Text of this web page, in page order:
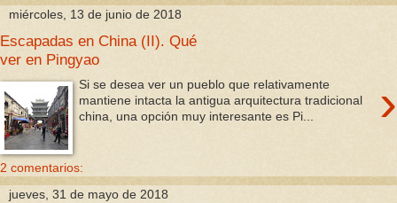
miércoles, 13 de junio de 2018
Escapadas en China (II). Qué
ver en Pingyao
›
Si se desea ver un pueblo que relativamente
mantiene intacta la antigua arquitectura tradicional
china, una opción muy interesante es Pi...
2 comentarios:
jueves, 31 de mayo de 2018